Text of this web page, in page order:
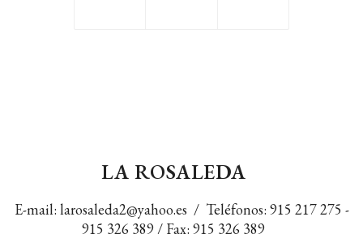
LA ROSALEDA
E-mail: larosaleda2@yahoo.es / Teléfonos: 915 217 275 -
915 326 389/ Fax: 915 326 389